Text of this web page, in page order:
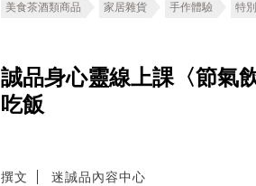
美食茶酒類商品 家居雜貨 手作體驗 特
誠品身心靈線上課〈節氣
吃飯
撰文 迷誠品內容中心